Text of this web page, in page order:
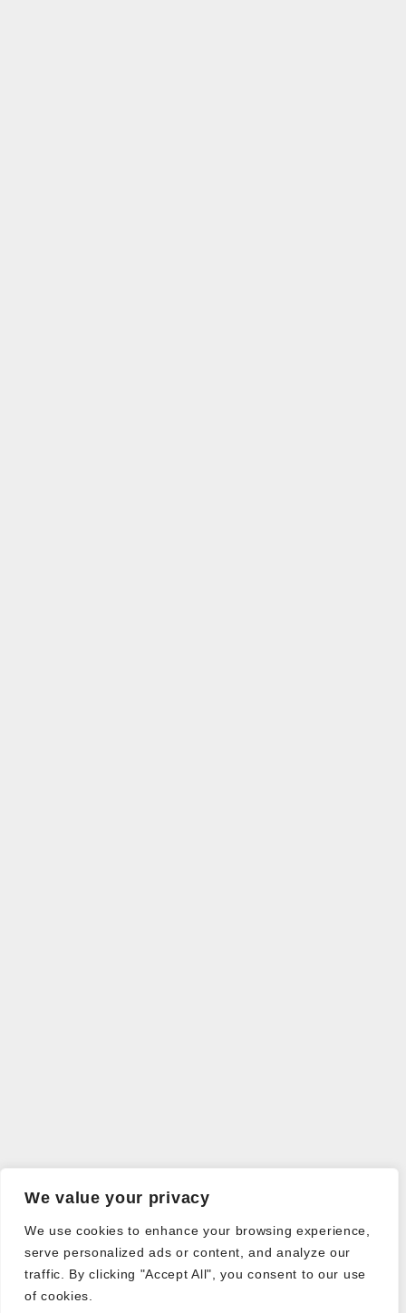
We value your privacy
We use cookies to enhance your browsing experience,
serve personalized ads or content, and analyze our
traffic. By clicking "Accept All", you consent to our use
of cookies.